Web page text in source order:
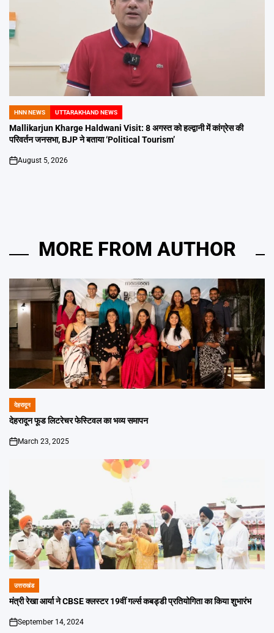
POSTED
IN
HNN NEWS UTTARAKHAND NEWS
Mallikarjun Kharge Haldwani Visit: 8 अगस्त को हल्द्वानी में कांग्रेस की
परिवर्तन जनसभा, BJP ने बताया ‘Political Tourism’
on
August 5, 2026
MORE FROM AUTHOR
POSTED
IN
देहरादून
देहरादून फूड लिटरेचर फेस्टिवल का भव्य समापन
on
March 23, 2025
POSTED
IN
उत्तराखंड
मंत्री रेखा आर्या ने CBSE क्लस्टर 19वीं गर्ल्स कबड्डी प्रतियोगिता का किया शुभारंभ
on
September 14, 2024